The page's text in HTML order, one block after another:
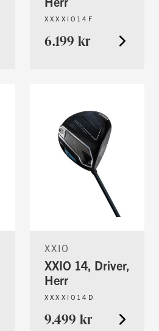
XXXXIO14F
6.199 kr
XXIO
XXIO 14, Driver,
Herr
XXXXIO14D
9.499 kr